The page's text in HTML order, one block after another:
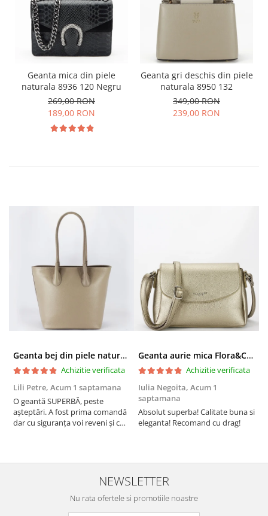
Geanta mica din piele
naturala 8936 120 Negru
269,00 RON
189,00 RON
Geanta gri deschis din piele
naturala 8950 132
349,00 RON
239,00 RON
Geanta bej din piele naturala 8966 123
Achizitie verificata
Lili Petre, Acum 1 saptamana
O geantă SUPERBĂ, peste
așteptări. A fost prima comandă
dar cu siguranța voi reveni și cu
doua zi). RECOMAND SOFILINE!!!
Geanta aurie mica Flora&CO Paris H6930 16
Achizitie verificata
Iulia Negoita, Acum 1
saptamana
Absolut superba! Calitate buna si
eleganta! Recomand cu drag!
NEWSLETTER
Nu rata ofertele si promotiile noastre